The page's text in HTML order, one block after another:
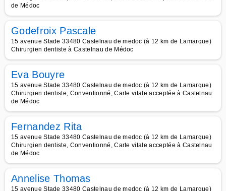
de Médoc
Godefroix Pascale
15 avenue Stade 33480 Castelnau de medoc (à 12 km de Lamarque)
Chirurgien dentiste à Castelnau de Médoc
Eva Bouyre
15 avenue Stade 33480 Castelnau de medoc (à 12 km de Lamarque)
Chirurgien dentiste, Conventionné, Carte vitale acceptée à Castelnau
de Médoc
Fernandez Rita
15 avenue Stade 33480 Castelnau de medoc (à 12 km de Lamarque)
Chirurgien dentiste, Conventionné, Carte vitale acceptée à Castelnau
de Médoc
Annelise Thomas
15 avenue Stade 33480 Castelnau de medoc (à 12 km de Lamarque)